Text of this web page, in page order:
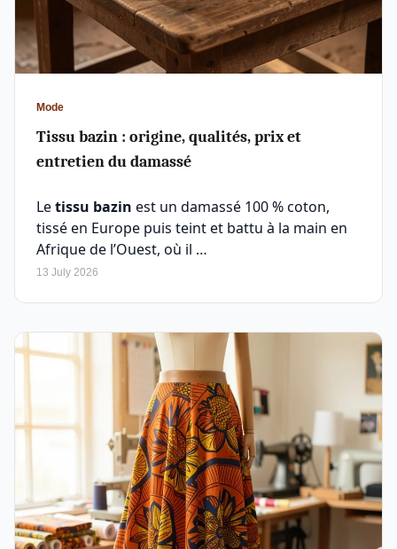
Mode
Tissu bazin : origine, qualités, prix et
entretien du damassé
Letissu bazin est un damassé 100 % coton,
tissé en Europe puis teint et battu à la main en
Afrique de l’Ouest, où il …
13 July 2026